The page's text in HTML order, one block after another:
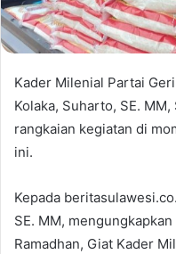
Kader Milenial Partai
Kolaka, Suharto, SE.
rangkaian kegiatan di
ini.
Kepada
SE. MM,
Ramadhan, Giat Kader